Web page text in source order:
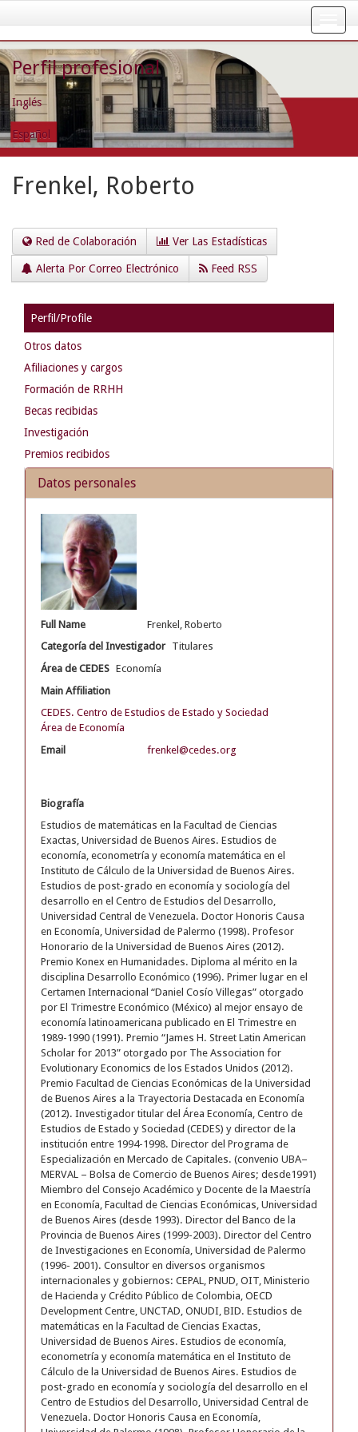
navigation
Perfil profesional
Inglés
Español
Frenkel, Roberto
Red de Colaboración Ver Las Estadísticas
Alerta Por Correo Electrónico Feed RSS
Perfil/Profile
Otros datos
Afiliaciones y cargos
Formación de RRHH
Becas recibidas
Investigación
Premios recibidos
Datos personales
Full Name
Frenkel, Roberto
Categoría del Investigador Titulares
Área de CEDES Economía
Main Affiliation
CEDES. Centro de Estudios de Estado y Sociedad
Área de Economía
Email
frenkel@cedes.org
Biografía
Estudios de matemáticas en la Facultad de Ciencias
Exactas, Universidad de Buenos Aires. Estudios de
economía, econometría y economía matemática en el
Instituto de Cálculo de la Universidad de Buenos Aires.
Estudios de post-grado en economía y sociología del
desarrollo en el Centro de Estudios del Desarrollo,
Universidad Central de Venezuela. Doctor Honoris Causa
en Economía, Universidad de Palermo (1998). Profesor
Honorario de la Universidad de Buenos Aires (2012).
Premio Konex en Humanidades. Diploma al mérito en la
disciplina Desarrollo Económico (1996). Primer lugar en el
Certamen Internacional “Daniel Cosío Villegas” otorgado
por El Trimestre Económico (México) al mejor ensayo de
economía latinoamericana publicado en El Trimestre en
1989-1990 (1991). Premio “James H. Street Latin American
Scholar for 2013” otorgado por The Association for
Evolutionary Economics de los Estados Unidos (2012).
Premio Facultad de Ciencias Económicas de la Universidad
de Buenos Aires a la Trayectoria Destacada en Economía
(2012). Investigador titular del Área Economía, Centro de
Estudios de Estado y Sociedad (CEDES) y director de la
institución entre 1994-1998. Director del Programa de
Especialización en Mercado de Capitales. (convenio UBA–
MERVAL – Bolsa de Comercio de Buenos Aires; desde1991)
Miembro del Consejo Académico y Docente de la Maestría
en Economía, Facultad de Ciencias Económicas, Universidad
de Buenos Aires (desde 1993). Director del Banco de la
Provincia de Buenos Aires (1999-2003). Director del Centro
de Investigaciones en Economía, Universidad de Palermo
(1996- 2001). Consultor en diversos organismos
internacionales y gobiernos: CEPAL, PNUD, OIT, Ministerio
de Hacienda y Crédito Público de Colombia, OECD
Development Centre, UNCTAD, ONUDI, BID. Estudios de
matemáticas en la Facultad de Ciencias Exactas,
Universidad de Buenos Aires. Estudios de economía,
econometría y economía matemática en el Instituto de
Cálculo de la Universidad de Buenos Aires. Estudios de
post-grado en economía y sociología del desarrollo en el
Centro de Estudios del Desarrollo, Universidad Central de
Venezuela. Doctor Honoris Causa en Economía,